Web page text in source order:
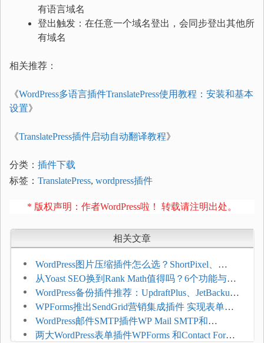
有语言域名
登出触发：在任意一个域名登出，会同步登出其他所
有域名
相关推荐：
《WordPress多语言插件TranslatePress使用教程：安装和基本
设置》
《TranslatePress插件启动自动翻译教程》
分类： 插件下载
标签： TranslatePress, wordpress插件
* 版权声明：作者WordPress啦！ 转载请注明出处。
相关文章
WordPress图片压缩插件怎么选？ShortPixel、
Imagify、Smush和EWWW全面对比
从Yoast SEO换到Rank Math值得吗？6个功能与切
换前检查清单
WordPress备份插件推荐：UpdraftPlus、JetBackup
和主机自动备份等方案
WPForms推出SendGrid营销集成插件 实现表单联
系人自动同步
WordPress邮件SMTP插件WP Mail SMTP和
FluentSMT对比评测
两大WordPress表单插件WPForms 和Contact Form 7